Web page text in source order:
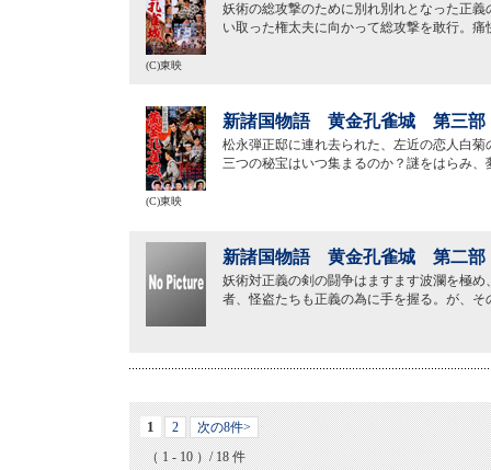
妖術の総攻撃のために別れ別れとなった正
い取った権太夫に向かって総攻撃を敢行。
(C)東映
新諸国物語 黄金孔雀城 第三部
松永弾正邸に連れ去られた、左近の恋人白
三つの秘宝はいつ集まるのか？謎をはらみ
(C)東映
新諸国物語 黄金孔雀城 第二部
妖術対正義の剣の闘争はますます波瀾を極
者、怪盗たちも正義の為に手を握る。が、
1 2
次の8件>
（ 1 - 10 ）/ 18 件